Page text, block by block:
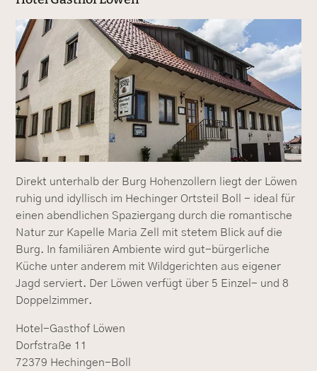
Direkt unterhalb der Burg Hohenzollern liegt der Löwen
ruhig und idyllisch im Hechinger Ortsteil Boll - ideal für
einen abendlichen Spaziergang durch die romantische
Natur zur Kapelle Maria Zell mit stetem Blick auf die
Burg. In familiären Ambiente wird gut-bürgerliche
Küche unter anderem mit Wildgerichten aus eigener
Jagd serviert. Der Löwen verfügt über 5 Einzel- und 8
Doppelzimmer.
Hotel-Gasthof Löwen
Dorfstraße 11
72379 Hechingen-Boll